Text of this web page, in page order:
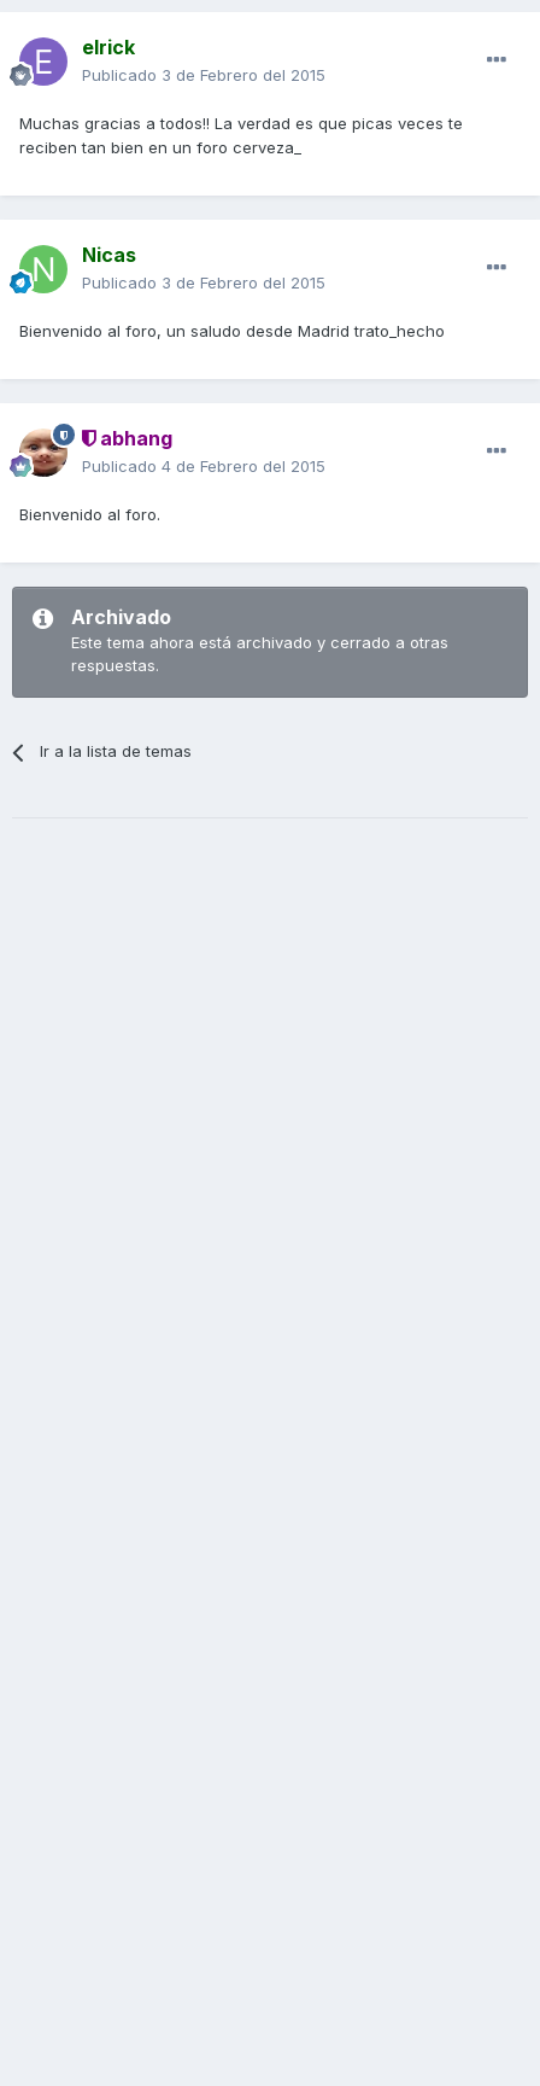
elrick
Publicado 3 de Febrero del 2015
Muchas gracias a todos!! La verdad es que picas veces te
reciben tan bien en un foro cerveza_
Nicas
Publicado 3 de Febrero del 2015
Bienvenido al foro, un saludo desde Madrid trato_hecho
abhang
Publicado 4 de Febrero del 2015
Bienvenido al foro.
Archivado
Este tema ahora está archivado y cerrado a otras
respuestas.
Ir a la lista de temas